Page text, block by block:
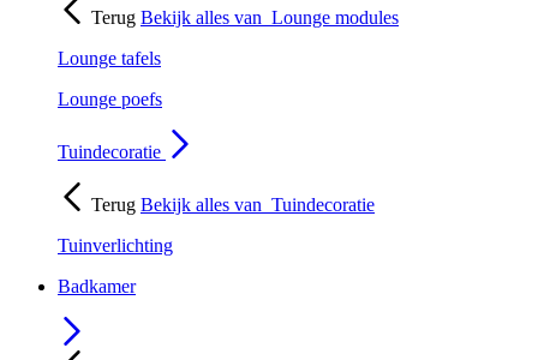
Terug Bekijk alles van Lounge modules
Lounge tafels
Lounge poefs
Tuindecoratie
Terug Bekijk alles van Tuindecoratie
Tuinverlichting
Badkamer